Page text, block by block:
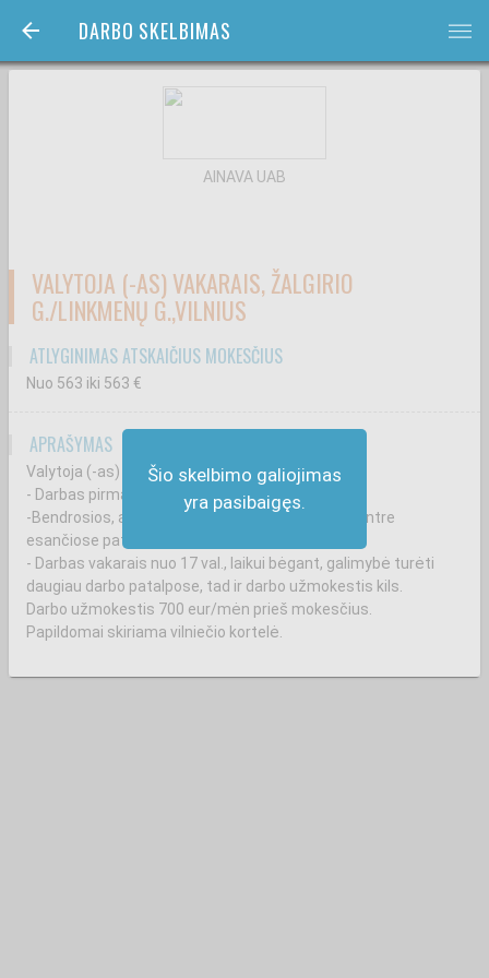
DARBO SKELBIMAS bars
Šio skelbimo galiojimas
yra pasibaigęs.
AINAVA UAB
VALYTOJA (-AS) VAKARAIS, ŽALGIRIO
G./LINKMENŲ G.,VILNIUS
ATLYGINIMAS ATSKAIČIUS MOKESČIUS
Nuo 563 iki 563 €
APRAŠYMAS
Valytoja (-as) vakarais Žalgirio g., Vilnius
- Darbas pirmadienis-penktadienis;
-Bendrosios, administracinės patalpos verslo centre
esančiose patalpose;
- Darbas vakarais nuo 17 val., laikui bėgant, galimybė turėti
daugiau darbo patalpose, tad ir darbo užmokestis kils.
Darbo užmokestis 700 eur/mėn prieš mokesčius.
Papildomai skiriama vilniečio kortelė.